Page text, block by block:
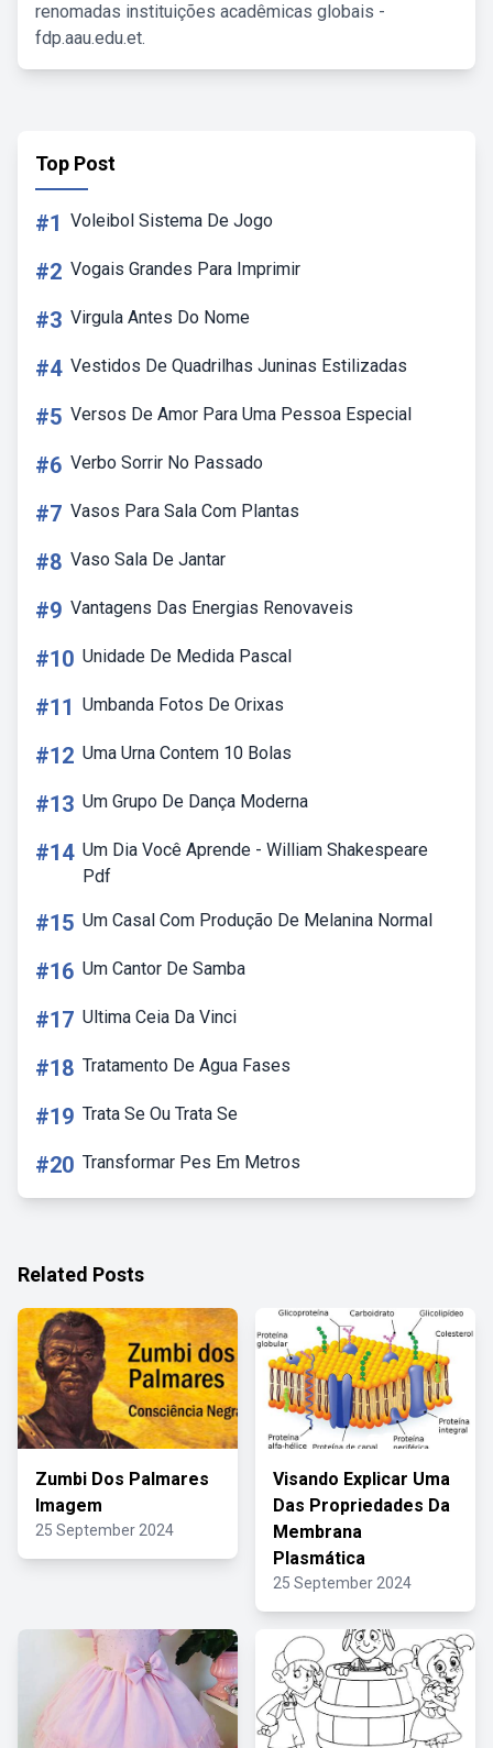
renomadas instituições acadêmicas globais -
fdp.aau.edu.et.
Top Post
#1 Voleibol Sistema De Jogo
#2 Vogais Grandes Para Imprimir
#3 Virgula Antes Do Nome
#4 Vestidos De Quadrilhas Juninas Estilizadas
#5 Versos De Amor Para Uma Pessoa Especial
#6 Verbo Sorrir No Passado
#7 Vasos Para Sala Com Plantas
#8 Vaso Sala De Jantar
#9 Vantagens Das Energias Renovaveis
#10 Unidade De Medida Pascal
#11 Umbanda Fotos De Orixas
#12 Uma Urna Contem 10 Bolas
#13 Um Grupo De Dança Moderna
#14 Um Dia Você Aprende - William Shakespeare
Pdf
#15 Um Casal Com Produção De Melanina Normal
#16 Um Cantor De Samba
#17 Ultima Ceia Da Vinci
#18 Tratamento De Agua Fases
#19 Trata Se Ou Trata Se
#20 Transformar Pes Em Metros
Related Posts
Zumbi Dos Palmares
Imagem
25 September 2024
Visando Explicar Uma
Das Propriedades Da
Membrana
Plasmática
25 September 2024